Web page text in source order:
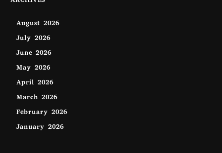
August 2026
July 2026
June 2026
May 2026
April 2026
March 2026
February 2026
January 2026